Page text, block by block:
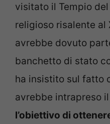
visitato il Tempio
religioso risalente al
avrebbe dovuto
banchetto di stato
ha insistito sul fatto
avrebbe intrapreso
l’obiettivo di